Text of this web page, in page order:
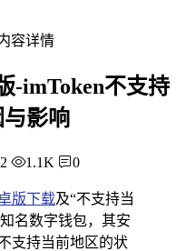
容详情
-imToken不支持
影响
1.1K 0
版下载及“不支持当
名数字钱包，其安
支持当前地区的状